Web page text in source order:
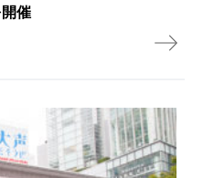
催